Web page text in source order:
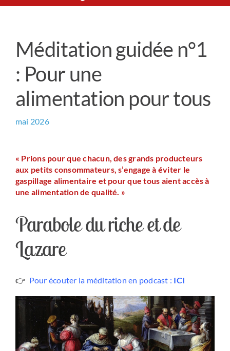
Prière universelle
Qui sommes-nous ?
Contact
Méditation guidée n°1
: Pour une
alimentation pour tous
mai 2026
« Prions pour que chacun, des grands producteurs
aux petits consommateurs, s’engage à éviter le
gaspillage alimentaire et pour que tous aient accès à
une alimentation de qualité. »
Parabole du riche et de
Lazare
👉 Pour écouter la méditation en podcast : ICI